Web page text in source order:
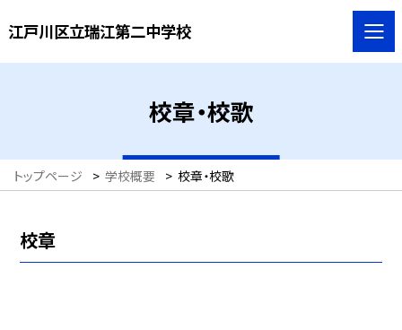
江戸川区立瑞江第二中学校
校章・校歌
トップページ > 学校概要 > 校章・校歌
校章